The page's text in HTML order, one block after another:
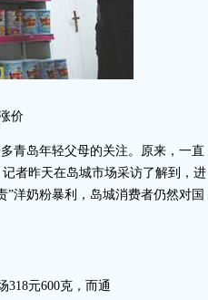
价
青岛年轻父母的关注。原来，一直
者昨天在岛城市场采访了解到，进
”洋奶粉暴利，岛城消费者仍然对国
元600克，而通